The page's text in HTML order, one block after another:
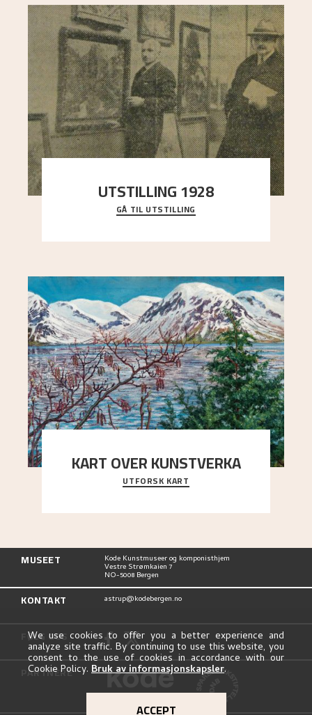
UTSTILLING 1928
Då Astrup døydde i 1928, tok vennene Moritz
Kaland og Simon Thorbjørnsen initiativ til å
GÅ TIL UTSTILLING
KART OVER KUNSTVERKA
Utforsk stedene og utsiktene i Astrups malerier
UTFORSK KART
MUSEET Kode Kunstmuseer og komponisthjem
Vestre Strømkaien 7
NO-5008 Bergen
KONTAKT astrup@kodebergen.no
FØLG OSS
PARTNERE
We use cookies to offer you a better experience and
analyze site traffic. By continuing to use this website, you
consent to the use of cookies in accordance with our
Cookie Policy. Bruk av informasjonskapsler.
ACCEPT